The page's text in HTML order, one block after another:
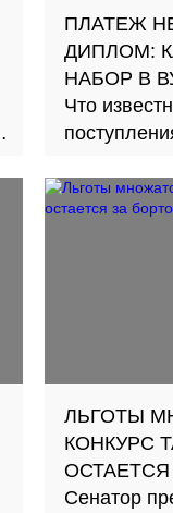
ПЛАТЕЖ
ДИПЛОМ:
НАБОР В
Что
ЛЬГОТЫ
КОНКУРС
Сенатор